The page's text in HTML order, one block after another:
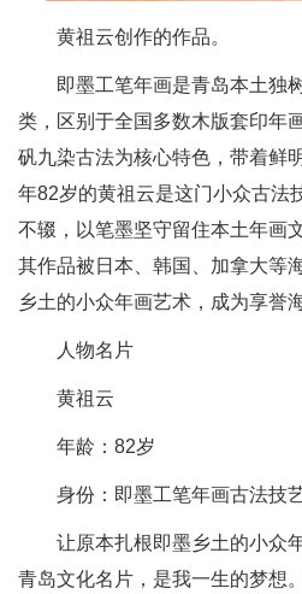
黄祖云创作的作品。
即墨工笔年画是青岛本土独
类，区别于全国多数木版套印年
矾九染古法为核心特色，带着鲜
年82岁的黄祖云是这门小众古法
不辍，以笔墨坚守留住本土年画
其作品被日本、韩国、加拿大等
乡土的小众年画艺术，成为享誉
人物名片
黄祖云
年龄：82岁
身份：即墨工笔年画古法技
让原本扎根即墨乡土的小众
青岛文化名片，是我一生的梦想